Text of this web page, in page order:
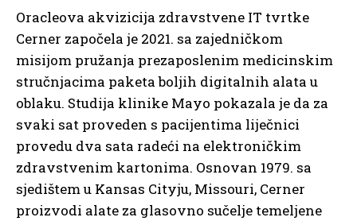
Oracleova akvizicija zdravstvene IT tvrtke
Cerner započela je 2021. sa zajedničkom
misijom pružanja prezaposlenim medicinskim
stručnjacima paketa boljih digitalnih alata u
oblaku. Studija klinike Mayo pokazala je da za
svaki sat proveden s pacijentima liječnici
provedu dva sata radeći na elektroničkim
zdravstvenim kartonima. Osnovan 1979. sa
sjedištem u Kansas Cityju, Missouri, Cerner
proizvodi alate za glasovno sučelje temeljene